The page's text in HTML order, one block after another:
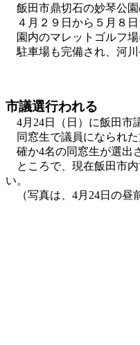
飯田市鼎切石の妙琴公園
４月２９日から５月８
園内のマレットゴルフ場
駐車場も完備され、河川
市議選行われる
4月24日（日）に飯田市
同窓生で議員になられた
確か4名の同窓生が選出
ところで、現在飯田市内
い。
（写真は、4月24日の昼